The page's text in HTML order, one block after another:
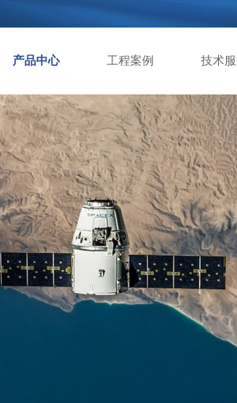
产品中心 工程案例 技术